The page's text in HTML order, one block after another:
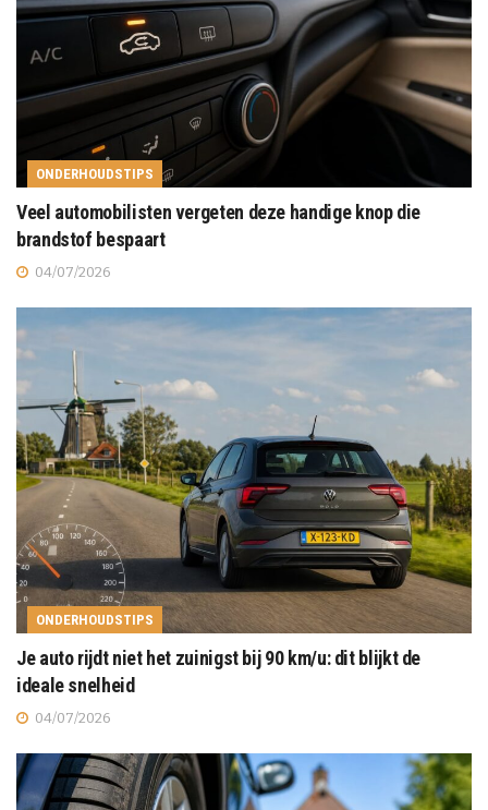
ONDERHOUDSTIPS
Veel automobilisten vergeten deze handige knop die
brandstof bespaart
04/07/2026
ONDERHOUDSTIPS
Je auto rijdt niet het zuinigst bij 90 km/u: dit blijkt de
ideale snelheid
04/07/2026